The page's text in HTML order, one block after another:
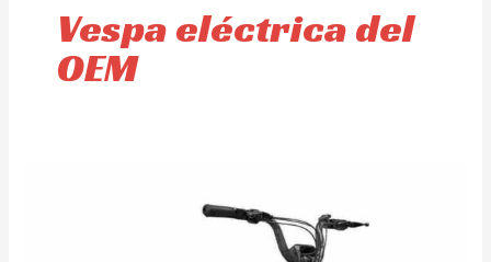
Vespa eléctrica del
OEM